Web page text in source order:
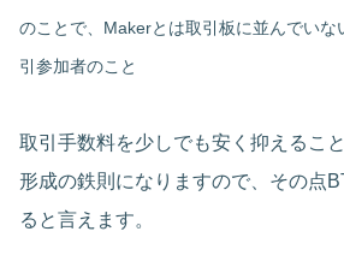
のことで、Makerとは取引板に並んでいな
引参加者のこと
取引手数料を少しでも安く抑えるこ
形成の鉄則になりますので、その点
ると言えます。